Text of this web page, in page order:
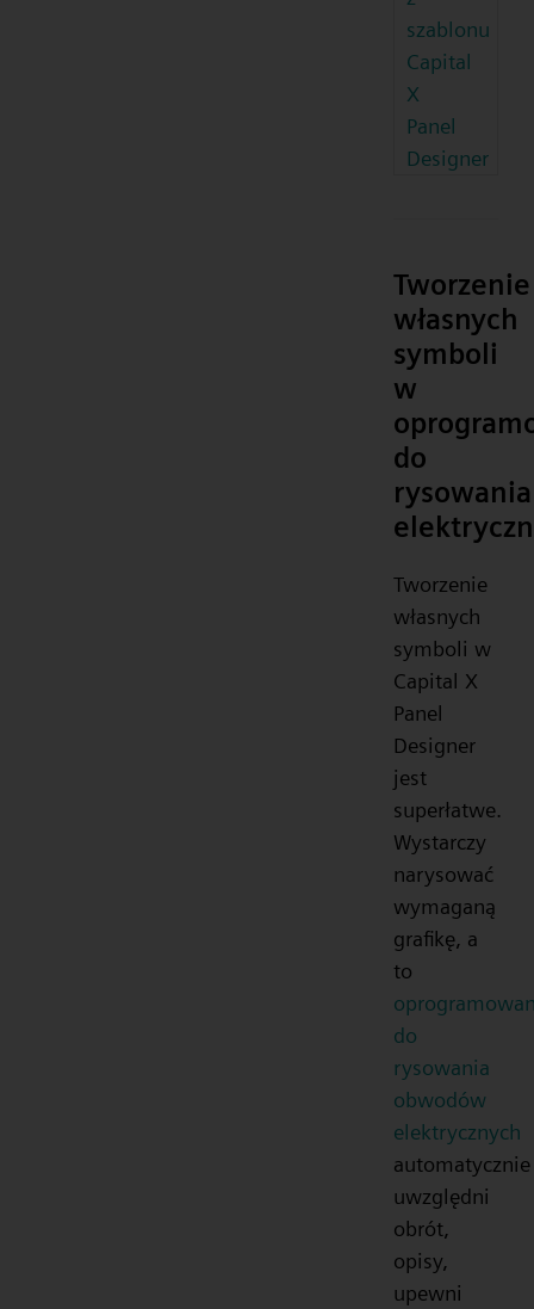
szablonu
Capital
X
Panel
Designer
Tworzenie
własnych
symboli
w
do
rysowania
Tworzenie
własnych
symboli w
Capital X
Panel
Designer
jest
superłatwe.
Wystarczy
narysować
wymaganą
grafikę, a
to
do
rysowania
obwodów
elektrycznych
automatycznie
uwzględni
obrót,
opisy,
upewni